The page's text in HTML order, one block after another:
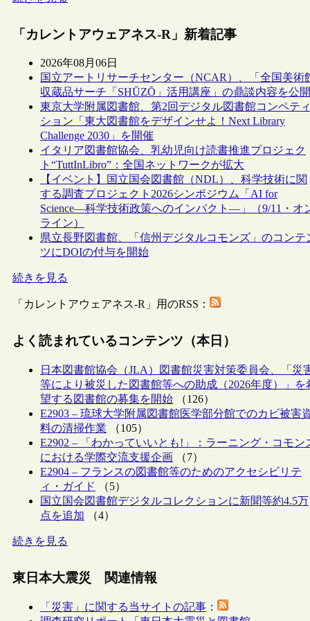
「カレントアウェアネス-R」新着記事
2026年08月06日
国立アートリサーチセンター（NCAR）、「全国美術
収蔵品サーチ「SHŪZŌ」活用講座」の鼎談内容を公開
東京大学附属図書館、第2回デジタル図書館コンペティ
ション「東大図書館をデザインせよ！Next Library
Challenge 2030」を開催
イタリア図書館協会、乳幼児向け読書推進プロジェク
ト“TuttInLibro”：全国ネットワークが拡大
【イベント】国立国会図書館（NDL）、科学技術に関
する調査プロジェクト2026シンポジウム「AI for
Science―科学技術政策へのインパクト―」（9/11・オ
ライン）
県立長野図書館、「信州デジタルコモンズ」のコンテ
ツにDOIの付与を開始
続きを見る
「カレントアウェアネス-R」用のRSS：
よく読まれているコンテンツ（本日）
日本図書館協会（JLA）図書館災害対策委員会、「災
等により被災した図書館等への助成（2026年度）」を
望する図書館の募集を開始 （126）
E2903 – 琉球大学附属図書館医学部分館でのカビ被害
料の清掃作業 （105）
E2902 – 「わかっていいとも!」：ラーニング・コモン
における学際交流支援企画 （7）
E2904 – フランスの図書館等のためのアクセシビリテ
ィ・ガイド
（5）
国立国会図書館デジタルコレクションに新聞等約4.5万
点を追加 （4）
続きを見る
東日本大震災 関連情報
「災害」に関する当サイトの記事 ：